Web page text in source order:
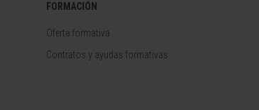
FORMACIÓN
Oferta formativa
Contratos y ayudas formativas